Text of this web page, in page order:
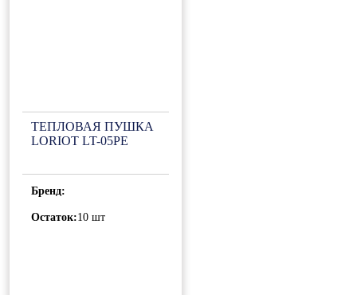
ТЕПЛОВАЯ ПУШКА
LORIOT LT-05PE
Бренд:
Остаток:10 шт